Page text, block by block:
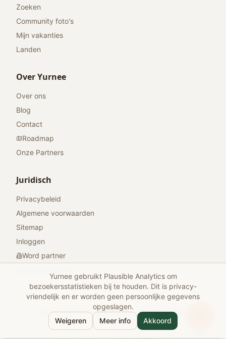
Zoeken
Community foto's
Mijn vakanties
Landen
Over Yurnee
Over ons
Blog
Contact
Roadmap
Onze Partners
Juridisch
Privacybeleid
Algemene voorwaarden
Sitemap
Inloggen
Word partner
© 2026 Yurnee. Alle rechten voorbehouden.
Gemaakt met
voor reizigers
Yurnee gebruikt Plausible Analytics om
bezoekersstatistieken bij te houden. Dit is privacy-
vriendelijk en er worden geen persoonlijke gegevens
opgeslagen.
Weigeren
Meer info Akkoord